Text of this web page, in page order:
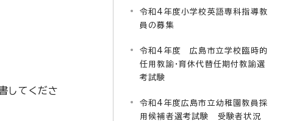
してくださ
令和4年度小学校英語専科指導教
員の募集
令和4年度 広島市立学校臨時的
任用教諭・育休代替任期付教諭選
考試験
令和4年度広島市立幼稚園教員採
用候補者選考試験 受験者状況